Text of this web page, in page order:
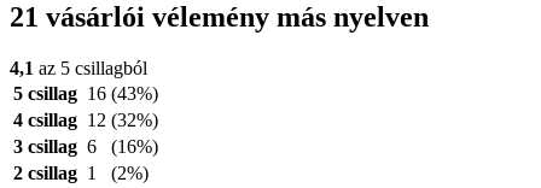
21 vásárlói vélemény más nyelven
4,1 az 5 csillagból
5 csillag 16 (43%)
4 csillag 12 (32%)
3 csillag 6
(16%)
2 csillag 1
(2%)